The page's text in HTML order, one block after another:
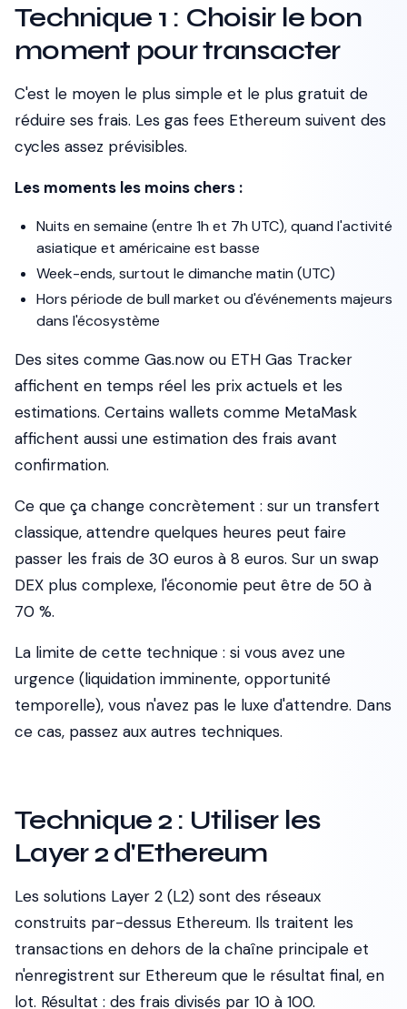
Technique 1 : Choisir le bon
moment pour transacter
C'est le moyen le plus simple et le plus gratuit de
réduire ses frais. Les gas fees Ethereum suivent des
cycles assez prévisibles.
Les moments les moins chers :
Nuits en semaine (entre 1h et 7h UTC), quand l'activité
asiatique et américaine est basse
Week-ends, surtout le dimanche matin (UTC)
Hors période de bull market ou d'événements majeurs
dans l'écosystème
Des sites comme Gas.now ou ETH Gas Tracker
affichent en temps réel les prix actuels et les
estimations. Certains wallets comme MetaMask
affichent aussi une estimation des frais avant
confirmation.
Ce que ça change concrètement : sur un transfert
classique, attendre quelques heures peut faire
passer les frais de 30 euros à 8 euros. Sur un swap
DEX plus complexe, l'économie peut être de 50 à
70 %.
La limite de cette technique : si vous avez une
urgence (liquidation imminente, opportunité
temporelle), vous n'avez pas le luxe d'attendre. Dans
ce cas, passez aux autres techniques.
Technique 2 : Utiliser les
Layer 2 d'Ethereum
Les solutions Layer 2 (L2) sont des réseaux
construits par-dessus Ethereum. Ils traitent les
transactions en dehors de la chaîne principale et
n'enregistrent sur Ethereum que le résultat final, en
lot. Résultat : des frais divisés par 10 à 100.